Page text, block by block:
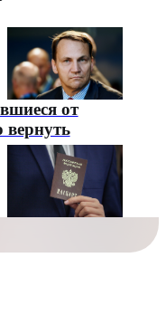
от
вернуть